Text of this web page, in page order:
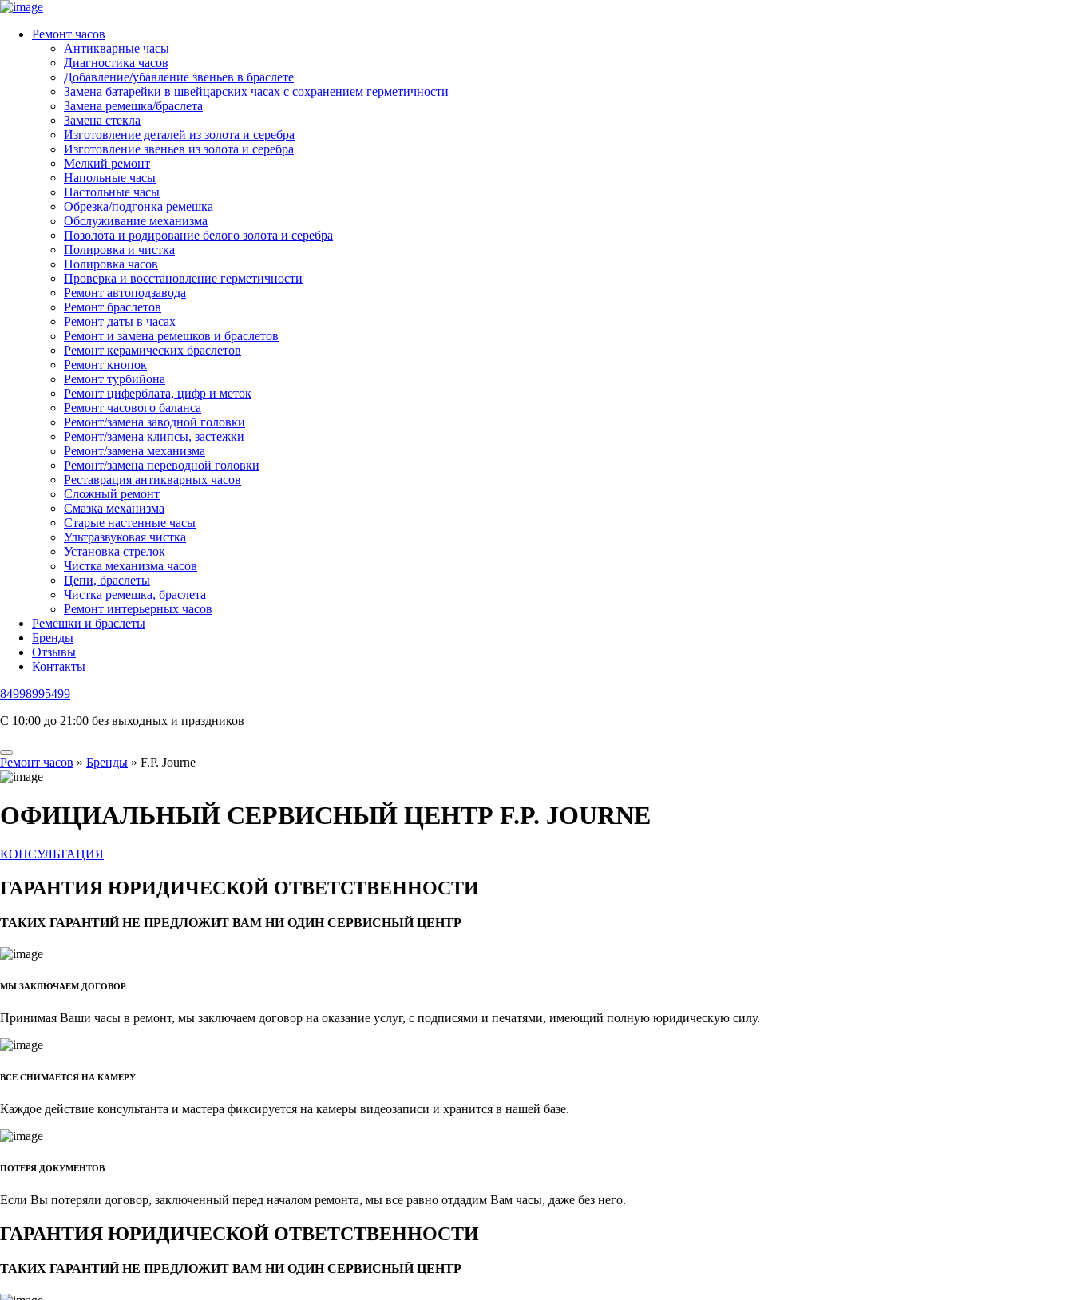
Ремонт часов
Антикварные часы
Диагностика часов
Добавление/убавление звеньев в браслете
Замена батарейки в швейцарских часах с сохранением герметичности
Замена ремешка/браслета
Замена стекла
Изготовление деталей из золота и серебра
Изготовление звеньев из золота и серебра
Мелкий ремонт
Напольные часы
Настольные часы
Обрезка/подгонка ремешка
Обслуживание механизма
Позолота и родирование белого золота и серебра
Полировка и чистка
Полировка часов
Проверка и восстановление герметичности
Ремонт автоподзавода
Ремонт браслетов
Ремонт даты в часах
Ремонт и замена ремешков и браслетов
Ремонт керамических браслетов
Ремонт кнопок
Ремонт турбийона
Ремонт циферблата, цифр и меток
Ремонт часового баланса
Ремонт/замена заводной головки
Ремонт/замена клипсы, застежки
Ремонт/замена механизма
Ремонт/замена переводной головки
Реставрация антикварных часов
Сложный ремонт
Смазка механизма
Старые настенные часы
Ультразвуковая чистка
Установка стрелок
Чистка механизма часов
Цепи, браслеты
Чистка ремешка, браслета
Ремонт интерьерных часов
Ремешки и браслеты
Бренды
Отзывы
Контакты
84998995499
С 10:00 до 21:00 без выходных и праздников
Ремонт часов » Бренды » F.P. Journe
ОФИЦИАЛЬНЫЙ СЕРВИСНЫЙ ЦЕНТР F.P. JOURNE
КОНСУЛЬТАЦИЯ
ГАРАНТИЯ ЮРИДИЧЕСКОЙ ОТВЕТСТВЕННОСТИ
ТАКИХ ГАРАНТИЙ НЕ ПРЕДЛОЖИТ ВАМ НИ ОДИН СЕРВИСНЫЙ ЦЕНТР
МЫ ЗАКЛЮЧАЕМ ДОГОВОР
Принимая Ваши часы в ремонт, мы заключаем договор на оказание услуг, с подписями и печатями, имеющий полную юридическую силу.
ВСЕ СНИМАЕТСЯ НА КАМЕРУ
Каждое действие консультанта и мастера фиксируется на камеры видеозаписи и хранится в нашей базе.
ПОТЕРЯ ДОКУМЕНТОВ
Если Вы потеряли договор, заключенный перед началом ремонта, мы все равно отдадим Вам часы, даже без него.
ГАРАНТИЯ ЮРИДИЧЕСКОЙ ОТВЕТСТВЕННОСТИ
ТАКИХ ГАРАНТИЙ НЕ ПРЕДЛОЖИТ ВАМ НИ ОДИН СЕРВИСНЫЙ ЦЕНТР